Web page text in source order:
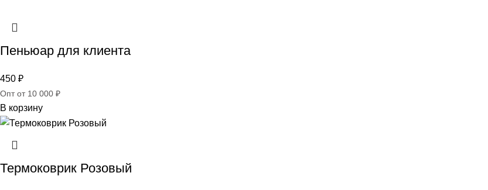
Пеньюар для клиента
450 ₽
Опт от 10 000 ₽
В корзину
Термоковрик Розовый